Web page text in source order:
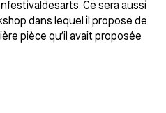
Ce sera aussi
dans lequel il propose de
pièce qu’il avait proposée